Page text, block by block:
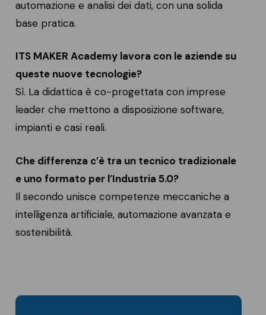
automazione e analisi dei dati, con una solida
base pratica.
ITS MAKER Academy lavora con le aziende su
queste nuove tecnologie?
Sì. La didattica è co-progettata con imprese
leader che mettono a disposizione software,
impianti e casi reali.
Che differenza c’è tra un tecnico tradizionale
e uno formato per l’Industria 5.0?
Il secondo unisce competenze meccaniche a
intelligenza artificiale, automazione avanzata e
sostenibilità.